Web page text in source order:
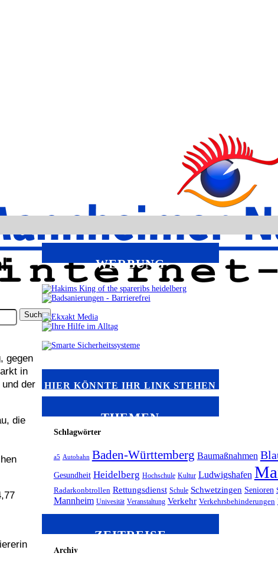
gegen
in
der
die
WERBUNG
HIER KÖNNTE IHR LINK STEHEN
THEMEN
Schlagwörter
a5 Autobahn Baden-Württemberg Baumaßnahmen
Gesundheit Heidelberg Hochschule Kultur Ludwigshafen
Radarkonbtrollen Rettungsdienst Schule Schwetzingen Senioren
Mannheim Univesität Veranstaltung Verkehr Verkehrsbehinderungen
ZEITREISE
Archiv